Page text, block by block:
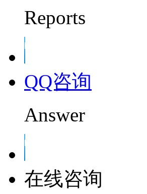
Reports
QQ咨询
Answer
在线咨询